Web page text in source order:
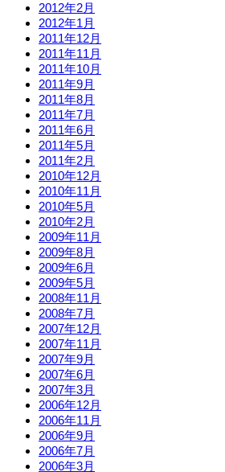
2012年2月
2012年1月
2011年12月
2011年11月
2011年10月
2011年9月
2011年8月
2011年7月
2011年6月
2011年5月
2011年2月
2010年12月
2010年11月
2010年5月
2010年2月
2009年11月
2009年8月
2009年6月
2009年5月
2008年11月
2008年7月
2007年12月
2007年11月
2007年9月
2007年6月
2007年3月
2006年12月
2006年11月
2006年9月
2006年7月
2006年3月